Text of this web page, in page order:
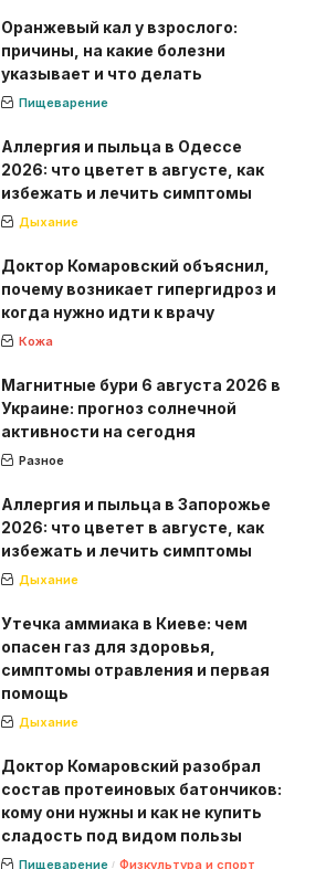
Оранжевый кал у взрослого:
причины, на какие болезни
указывает и что делать
Пищеварение
Аллергия и пыльца в Одессе
2026: что цветет в августе, как
избежать и лечить симптомы
Дыхание
Доктор Комаровский объяснил,
почему возникает гипергидроз и
когда нужно идти к врачу
Кожа
Магнитные бури 6 августа 2026 в
Украине: прогноз солнечной
активности на сегодня
Разное
Аллергия и пыльца в Запорожье
2026: что цветет в августе, как
избежать и лечить симптомы
Дыхание
Утечка аммиака в Киеве: чем
опасен газ для здоровья,
симптомы отравления и первая
помощь
Дыхание
Доктор Комаровский разобрал
состав протеиновых батончиков:
кому они нужны и как не купить
сладость под видом пользы
Пищеварение Физкультура и спорт